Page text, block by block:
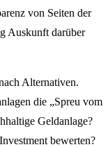
von Seiten der
Auskunft darüber
Alternativen.
die „Spreu vom
Geldanlage?
bewerten?